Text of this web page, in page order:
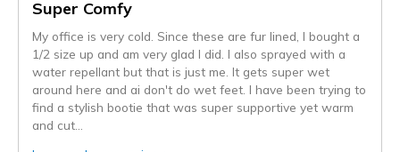
Super Comfy
My office is very cold. Since these are fur lined, I bought a
1/2 size up and am very glad I did. I also sprayed with a
water repellant but that is just me. It gets super wet
around here and ai don't do wet feet. I have been trying to
find a stylish bootie that was super supportive yet warm
and cut